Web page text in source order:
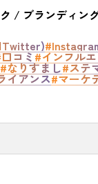
/ ブランディン
Twitter)
コミ#インフル
#なりすまし#ステ
イアンス#マーケ